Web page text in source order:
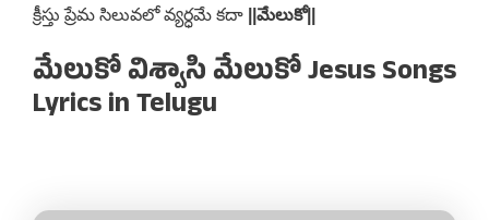
క్రీస్తు ప్రేమ సిలువలో వ్యర్ధమే కదా
||మేలుకో||
మేలుకో విశ్వాసి మేలుకో Jesus Songs
Lyrics in Telugu